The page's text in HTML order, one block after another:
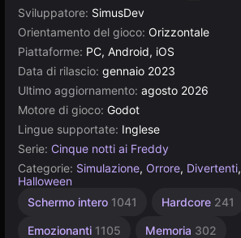
Sviluppatore: SimusDev
Orientamento del gioco: Orizzontale
Piattaforme: PC, Android, iOS
Data di rilascio: gennaio 2023
Ultimo aggiornamento: agosto 2026
Motore di gioco: Godot
Lingue supportate: Inglese
Serie: Cinque notti ai Freddy
Categorie: Simulazione, Orrore, Divertenti,
Halloween
Schermo intero 1041 Hardcore 241
Emozionanti 1105 Memoria 302
Desktop
Per 1
4141
Per
276
Indie
Sandbox
Costruzione
Alta
3571
Russi
Pixel
437
Godot